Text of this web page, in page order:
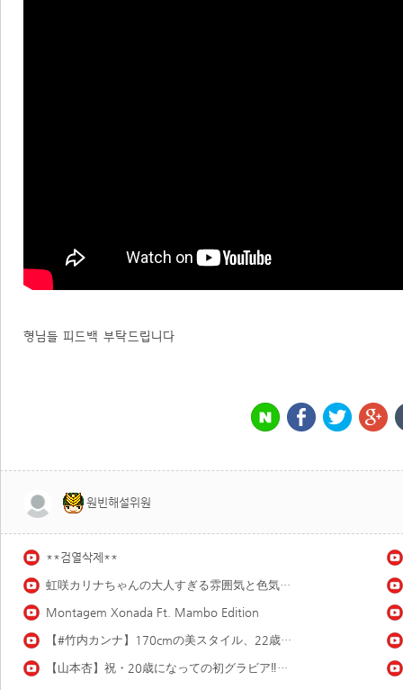
형님들 피드백 부탁드립니다
원빈해설위원
**검열삭제**
虹咲カリナちゃんの大人すぎる雰囲気と色気にノックアウト♡ 虹咲カリナ「雨上がり!18歳!!」
Montagem Xonada Ft. Mambo Edition
【#竹内カンナ】170cmの美スタイル、22歳とは思えぬ色気。――デジタル写真集『inevitable signs』好評発売中！ Kanna Takeuchi
【山本杏】祝・20歳になっての初グラビア‼︎ 過去イチ大人なあんころをお届け❤️